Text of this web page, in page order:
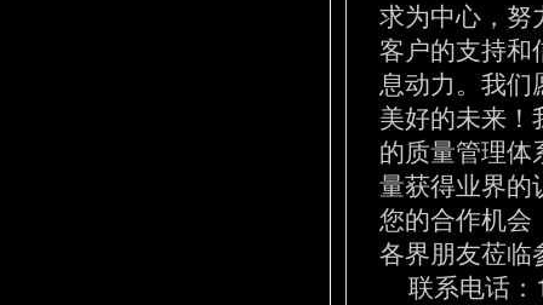
求为中心，努
客户的支持和
息动力。我
美好的未来
的质量管理
量获得业界的
您的合作机会
各界朋友莅临
联系电话：